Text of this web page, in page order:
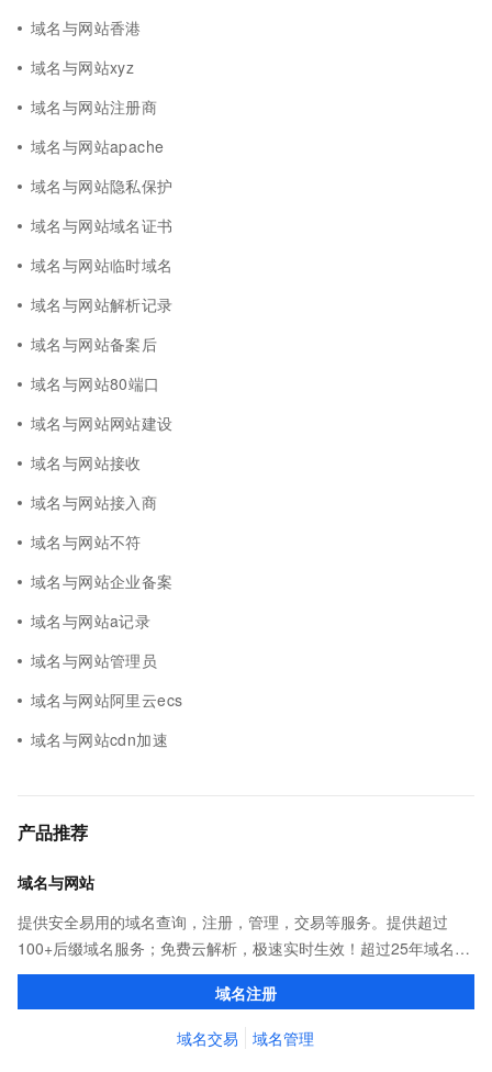
域名与网站香港
域名与网站xyz
域名与网站注册商
域名与网站apache
域名与网站隐私保护
域名与网站域名证书
域名与网站临时域名
域名与网站解析记录
域名与网站备案后
域名与网站80端口
域名与网站网站建设
域名与网站接收
域名与网站接入商
域名与网站不符
域名与网站企业备案
域名与网站a记录
域名与网站管理员
域名与网站阿里云ecs
域名与网站cdn加速
产品推荐
域名与网站
提供安全易用的域名查询，注册，管理，交易等服务。提供超过
100+后缀域名服务；免费云解析，极速实时生效！超过25年域名服
务经验，累计超过4000万个域名在阿里云注册，连续多年市场NO.1
域名注册
域名交易 域名管理